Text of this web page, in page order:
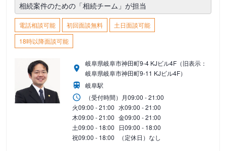
相続案件のための「相続チーム」が担当
電話相談可能 初回面談無料
土日面談可能
18時以降面談可能
岐阜県岐阜市神田町9-4 KJビル4F（旧表示：
岐阜県岐阜市神田町9-11 KJビル4F）
岐阜駅
（受付時間） 月09:00 - 21:00
火09:00 - 21:00 水09:00 - 21:00
木09:00 - 21:00 金09:00 - 21:00
土09:00 - 18:00 日09:00 - 18:00
祝09:00 - 18:00 （定休日）なし